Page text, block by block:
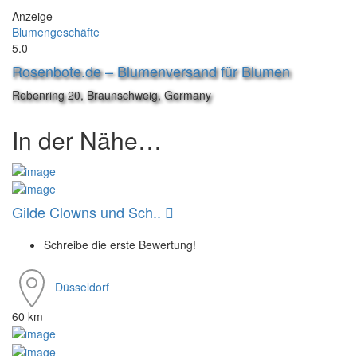
Anzeige
Blumengeschäfte
5.0
Rosenbote.de – Blumenversand für Blumen
Rebenring 20, Braunschweig, Germany
In der Nähe…
Gilde Clowns und Sch..
Schreibe die erste Bewertung!
Düsseldorf
60 km